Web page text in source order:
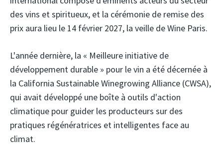
des vins et spiritueux, et la cérémonie de remise des
prix aura lieu le 14 février 2027, la veille de Wine Paris.
L'année dernière, la « Meilleure initiative de
développement durable » pour le vin a été décernée à
la California Sustainable Winegrowing Alliance (CWSA),
qui avait développé une boîte à outils d'action
climatique pour guider les producteurs sur des
pratiques régénératrices et intelligentes face au
climat.